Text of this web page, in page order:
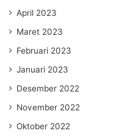
April 2023
Maret 2023
Februari 2023
Januari 2023
Desember 2022
November 2022
Oktober 2022